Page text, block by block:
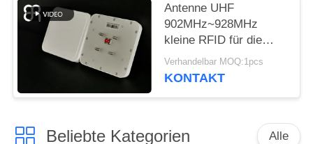
DATENSCHUTZRICHTLINIE
Antenne UHF
902MHz~928MHz
kleine RFID für die
Einlagerung, Logistik,
Kleinmanagement
Verhandelbar MOQ:1pcs
KONTAKT
Beliebte Kategorien Alle